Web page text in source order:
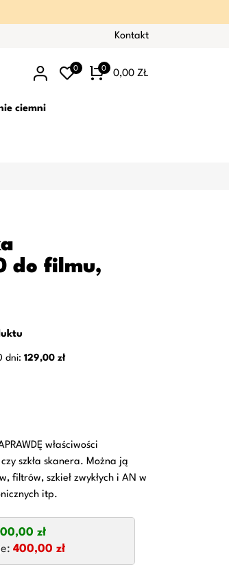
Kontakt
0 0 0,00 ZŁ
ciemni
do filmu,
dni: 129,00 zł
właściwości
szkła skanera. Można ją
filtrów, szkieł zwykłych i AN w
itp.
zł
400,00 zł